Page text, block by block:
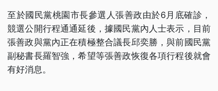
至於國民黨桃園市長參選人張善政由於6月底確診，
競選公開行程通通延後，據國民黨內人士表示，目前
張善政與黨內正在積極整合議長邱奕勝，與前國民黨
副秘書長羅智強，希望等張善政恢復各項行程後就會
有好消息。